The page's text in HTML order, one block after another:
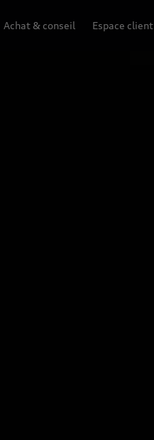
Achat & conseil Espace client